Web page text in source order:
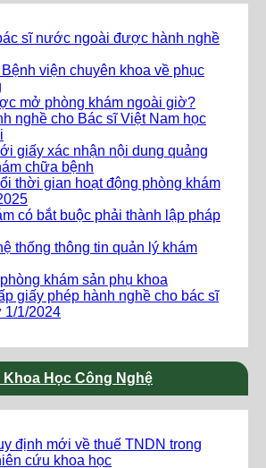
sĩ nước ngoài được hành nghề
viện chuyên khoa về phục
mở phòng khám ngoài giờ?
nghề cho Bác sĩ Việt Nam học
giấy xác nhận nội dung quảng
chữa bệnh
thời gian hoạt động phòng khám
có bắt buộc phải thành lập pháp
thống thông tin quản lý khám
khám sản phụ khoa
giấy phép hành nghề cho bác sĩ
1/1/2024
Khoa Học Công Nghệ
định mới về thuế TNDN trong
cứu khoa học